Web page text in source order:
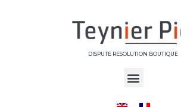
DISPUTE RESOLUTION BOUTIQUE